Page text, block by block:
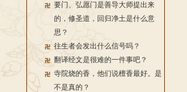
要门、弘愿门是善导大师提出来
的，修圣道，回归净土是什么意
思？
往生者会发出什么信号吗？
翻译经文是很难的一件事吧？
寺院烧的香，他们说檀香最好。是
不是真的？